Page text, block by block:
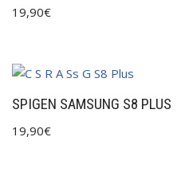
19,90€
SPIGEN SAMSUNG S8 PLUS
19,90€